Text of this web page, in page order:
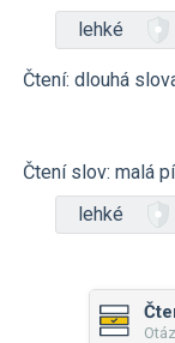
lehké
Čtení: dlouhá
Čtení slov: malá
lehké